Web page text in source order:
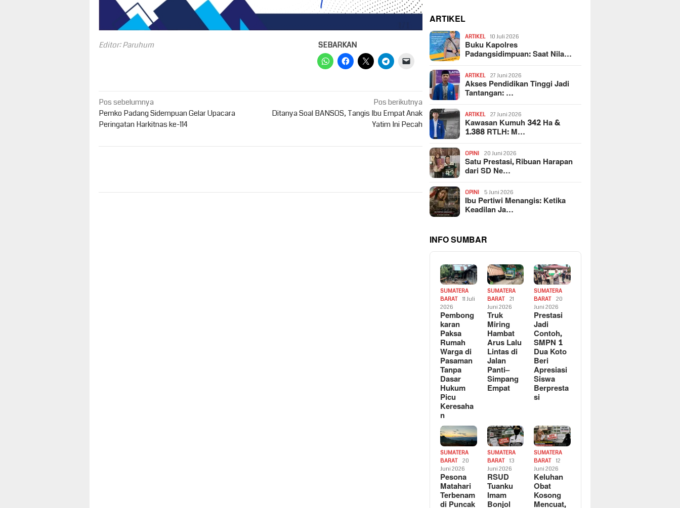
Editor: Paruhum SEBARKAN
Navigasi
pos
Pos sebelumnya
Pemko Padang Sidempuan Gelar Upacara
Peringatan Harkitnas ke-114
Pos berikutnya
Ditanya Soal BANSOS, Tangis Ibu Empat Anak
Yatim Ini Pecah
ARTIKEL
ARTIKEL 10 Juli 2026
Buku Kapolres
Padangsidimpuan: Saat Nila…
ARTIKEL 27 Juni 2026
Akses Pendidikan Tinggi Jadi
Tantangan: …
ARTIKEL 27 Juni 2026
Kawasan Kumuh 342 Ha &
1.388 RTLH: M…
OPINI 20 Juni 2026
Satu Prestasi, Ribuan Harapan
dari SD Ne…
OPINI 5 Juni 2026
Ibu Pertiwi Menangis: Ketika
Keadilan Ja…
INFO SUMBAR
SUMATERA
BARAT
11 Juli
2026
Pembong
karan
Paksa
Rumah
Warga di
Pasaman
Tanpa
Dasar
Hukum
Picu
Keresaha
n
SUMATERA
BARAT
21
Juni 2026
Truk
Miring
Hambat
Arus Lalu
Lintas di
Jalan
Panti–
Simpang
Empat
SUMATERA
BARAT
20
Juni 2026
Prestasi
Jadi
Contoh,
SMPN 1
Dua Koto
Beri
Apresiasi
Siswa
Berpresta
si
SUMATERA
BARAT
20
Juni 2026
Pesona
Matahari
Terbenam
di Puncak
SUMATERA
BARAT
13
Juni 2026
RSUD
Tuanku
Imam
Bonjol
SUMATERA
BARAT
12
Juni 2026
Keluhan
Obat
Kosong
Mencuat,